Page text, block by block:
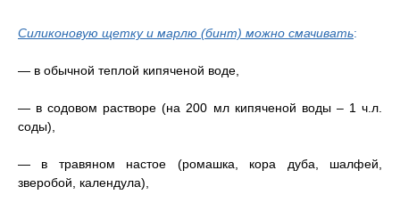
Силиконовую щетку и марлю (бинт) можно смачивать:
— в обычной теплой кипяченой воде,
— в содовом растворе (на 200 мл кипяченой воды – 1 ч.л.
соды),
— в травяном настое (ромашка, кора дуба, шалфей,
зверобой, календула),